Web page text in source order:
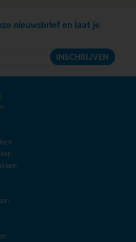
nieuwsbrief en laat je
INSCHRIJVEN